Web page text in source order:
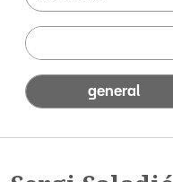
general